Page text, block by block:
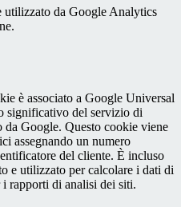
utilizzato da Google Analytics
è associato a Google Universal
significativo del servizio di
Google. Questo cookie viene
assegnando un numero
del cliente. È incluso
e utilizzato per calcolare i dati di
i rapporti di analisi dei siti.